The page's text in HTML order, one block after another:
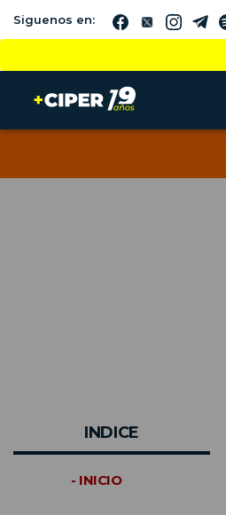
Siguenos en:
INDICE
- INICIO